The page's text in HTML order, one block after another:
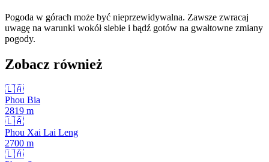
Pogoda w górach może być nieprzewidywalna. Zawsze zwracaj
uwagę na warunki wokół siebie i bądź gotów na gwałtowne zmiany
pogody.
Zobacz również
🇱🇦
Phou Bia
2819 m
🇱🇦
Phou Xai Lai Leng
2700 m
🇱🇦